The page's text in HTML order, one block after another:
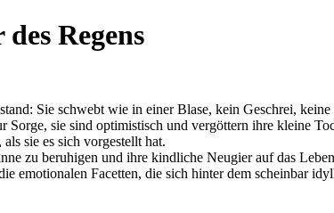
Regens
Sie schwebt wie in einer Blase, kein Geschrei,
Sorge, sie sind optimistisch und vergöttern ihre kleine
sie es sich vorgestellt hat.
zu beruhigen und ihre kindliche Neugier auf das
emotionalen Facetten, die sich hinter dem scheinbar